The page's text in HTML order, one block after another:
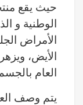
حيث يقع
الوطنية و
الأمراض
الأيض،
العام
يتم وصف